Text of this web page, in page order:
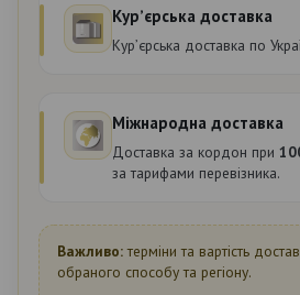
Курʼєрська доставка
Курʼєрська доставка по
Міжнародна доставка
Доставка за кордон при
за тарифами перевізника.
Важливо:терміни та вартість
обраного способу та регіону.